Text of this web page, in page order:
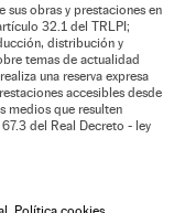
sus obras y prestaciones en
32.1 del TRLPI;
distribución y
temas de actualidad
una reserva expresa
accesibles desde
medios que resulten
del Real Decreto - ley